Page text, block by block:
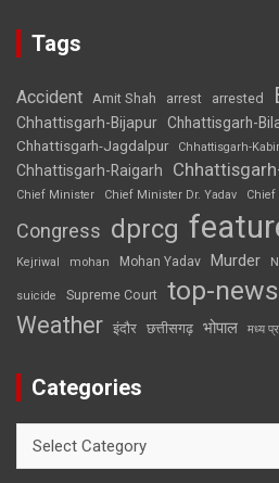
Tags
Accident Amit Shah arrest arrested
Chhattisgarh-Bijapur Chhattisgarh-
Chhattisgarh-Jagdalpur Chhattisgarh-
Chhattisgarh-Raigarh
Chief Minister
Chief Minister Dr. Yadav Chief
Congress dprcg
Kejriwal mohan Mohan Yadav Murder
suicide Supreme Court top-news
Weather इंदौर छत्तीसगढ़ भोपाल मध्य
Categories